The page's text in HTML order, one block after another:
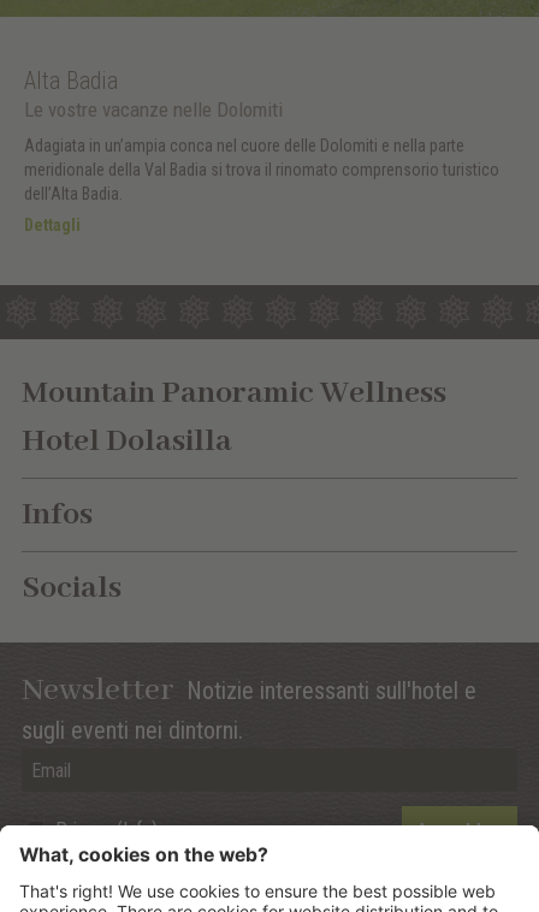
Alta Badia
Le vostre vacanze nelle Dolomiti
Adagiata in un’ampia conca nel cuore delle Dolomiti e nella parte
meridionale della Val Badia si trova il rinomato comprensorio turistico
dell’Alta Badia.
Dettagli
Mountain Panoramic Wellness
Hotel Dolasilla
Infos
Socials
Newsletter Notizie interessanti sull'hotel e
sugli eventi nei dintorni.
Anmelden
Privacy (Info)